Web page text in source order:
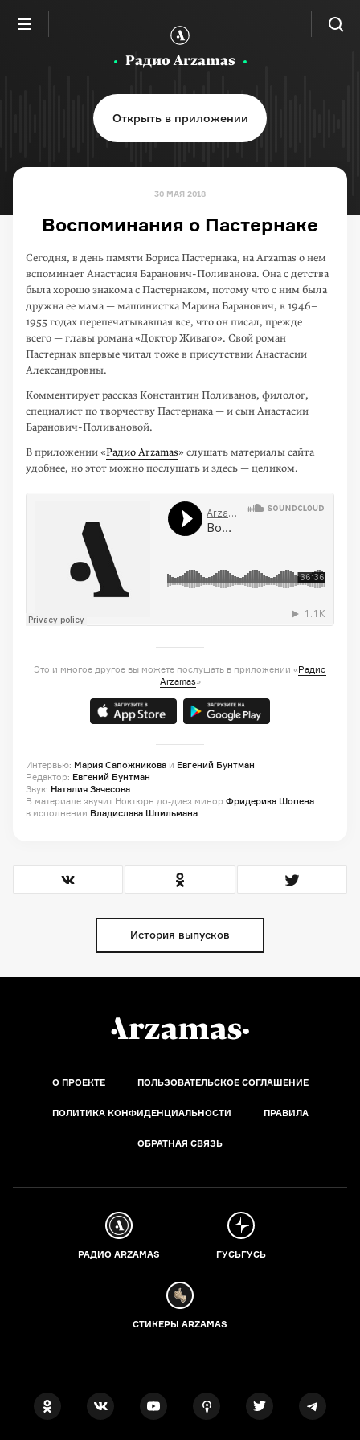
Радио Arzamas
Открыть в приложении
30 МАЯ 2018
Воспоминания о Пастернаке
Сегодня, в день памяти Бориса Пастернака, на Arzamas о нем
вспоминает Анастасия Баранович-Поливанова. Она с детства
была хорошо знакома с Пастернаком, потому что с ним была
дружна ее мама — машинистка Марина Баранович, в 1946­–
1955 годах перепечатывавшая все, что он писал, прежде
всего — главы романа «Доктор Живаго». Свой роман
Пастернак впервые читал тоже в присутствии Анастасии
Александровны.
Комментирует рассказ Константин Поливанов, филолог,
специалист по твор­честву Пастернака — и сын Анастасии
Баранович-Поливановой.
В приложении «Радио Arzamas» слушать материалы сайта
удобнее, но этот можно послушать и здесь — целиком.
Это и многое другое вы можете послушать в приложении «Радио
Arzamas»
Интервью: Мария Сапожникова и Евгений Бунтман
Редактор: Евгений Бунтман
Звук: Наталия Зачесова
В материале звучит Ноктюрн до-диез минор Фридерика Шопена
в исполнении Владислава Шпильмана.
История выпусков
О ПРОЕКТЕ ПОЛЬЗОВАТЕЛЬСКОЕ СОГЛАШЕНИЕ
ПОЛИТИКА КОНФИДЕНЦИАЛЬНОСТИ ПРАВИЛА
ОБРАТНАЯ СВЯЗЬ
РАДИО ARZAMAS ГУСЬГУСЬ
СТИКЕРЫ ARZAMAS